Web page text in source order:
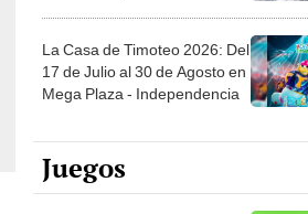
La Casa de Timoteo 2026: Del
17 de Julio al 30 de Agosto en
Mega Plaza - Independencia
Juegos